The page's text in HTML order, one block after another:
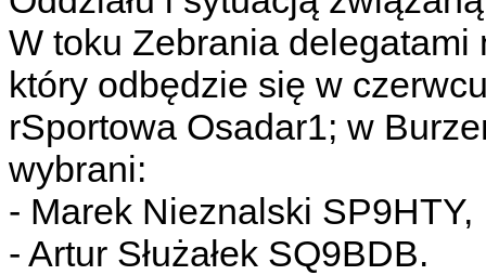
W toku Zebrania
który odbędzie się w
rSportowa Osadar1; w
wybrani:
- Marek Nieznalski SP9HTY,
- Artur Służałek SQ9BDB.